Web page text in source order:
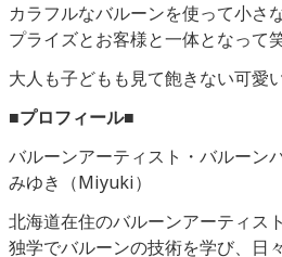
カラフルなバルーンを使って小さ
プライズとお客様と一体となって
大人も子どもも見て飽きない可愛
■プロフィール■
バルーンアーティスト・バルーン
みゆき（Miyuki）
北海道在住のバルーンアーティスト
独学でバルーンの技術を学び、日